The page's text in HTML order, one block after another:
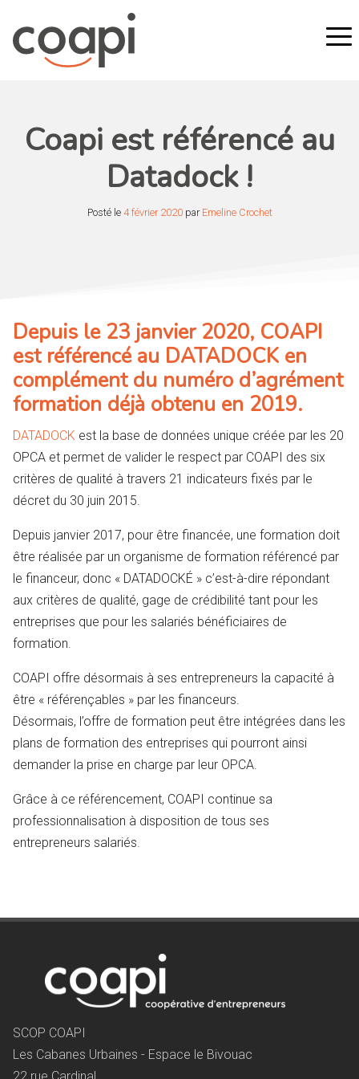
Coapi est référencé au
Datadock !
Posté le 4 février 2020par Emeline Crochet
Depuis le 23 janvier 2020, COAPI
est référencé au DATADOCK en
complément du numéro d’agrément
formation déjà obtenu en 2019.
DATADOCK est la base de données unique créée par les 20
OPCA et permet de valider le respect par COAPI des six
critères de qualité à travers 21 indicateurs fixés par le
décret du 30 juin 2015.
Depuis janvier 2017, pour être financée, une formation doit
être réalisée par un organisme de formation référencé par
le financeur, donc « DATADOCKÉ » c’est-à-dire répondant
aux critères de qualité, gage de crédibilité tant pour les
entreprises que pour les salariés bénéficiaires de
formation.
COAPI offre désormais à ses entrepreneurs la capacité à
être « référençables » par les financeurs.
Désormais, l’offre de formation peut être intégrées dans les
plans de formation des entreprises qui pourront ainsi
demander la prise en charge par leur OPCA.
Grâce à ce référencement, COAPI continue sa
professionnalisation à disposition de tous ses
entrepreneurs salariés.
SCOP COAPI
Les Cabanes Urbaines - Espace le Bivouac